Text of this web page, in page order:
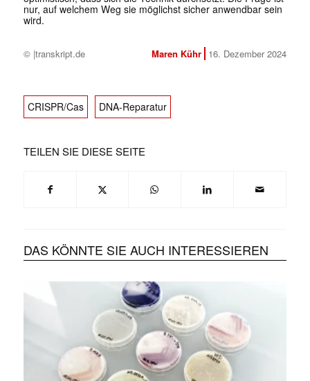
nur, auf welchem Weg sie möglichst sicher anwendbar sein
wird.
© |transkript.de Maren Kühr 16. Dezember 2024
CRISPR/Cas DNA-Reparatur
TEILEN SIE DIESE SEITE
DAS KÖNNTE SIE AUCH INTERESSIEREN